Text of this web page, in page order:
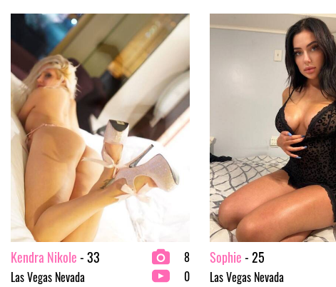
Kendra Nikole- 33
Las Vegas Nevada
8
0
Sophie- 25
Las Vegas Nevada